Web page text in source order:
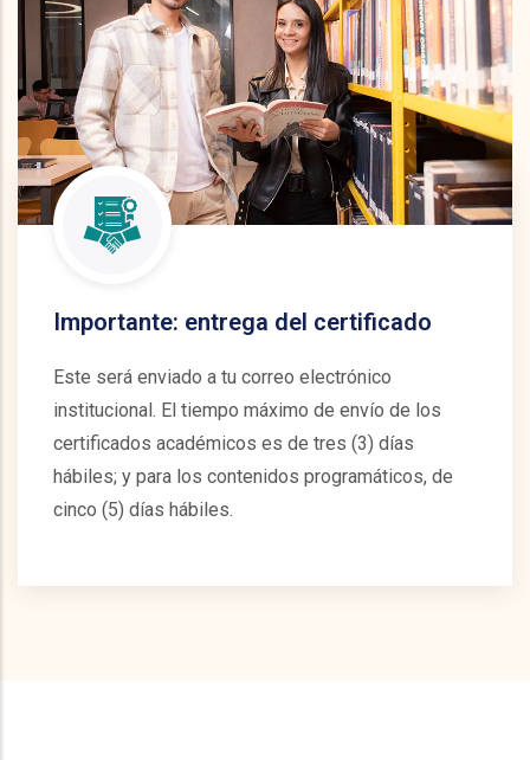
Importante: entrega del certificado
Este será enviado a tu correo electrónico
institucional. El tiempo máximo de envío de los
certificados académicos es de tres (3) días
hábiles; y para los contenidos programáticos, de
cinco (5) días hábiles.